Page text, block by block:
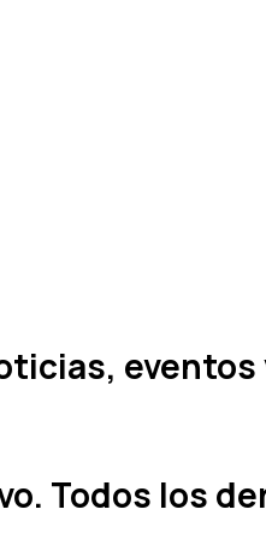
Todos los